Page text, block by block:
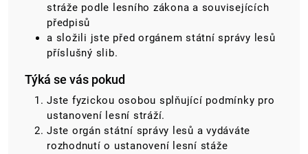
stráže podle lesního zákona a souvisejících
předpisů
a složili jste před orgánem státní správy lesů
příslušný slib.
Týká se vás pokud
Jste fyzickou osobou splňující podmínky pro
ustanovení lesní stráží.
Jste orgán státní správy lesů a vydáváte
rozhodnutí o ustanovení lesní stáže